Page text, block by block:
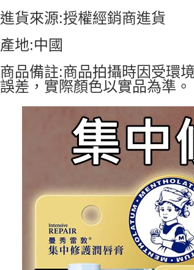
進貨來源:授權經銷商進貨
產地:中國
商品備註:商品拍攝時因受環
誤差，實際顏色以實品為準。